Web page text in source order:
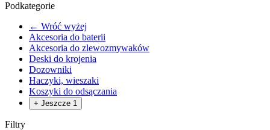
Podkategorie
← Wróć wyżej
Akcesoria do baterii
Akcesoria do zlewozmywaków
Deski do krojenia
Dozowniki
Haczyki, wieszaki
Koszyki do odsączania
+ Jeszcze 1
Filtry